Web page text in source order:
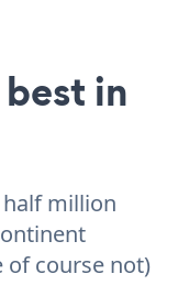
in
half million
of course not)